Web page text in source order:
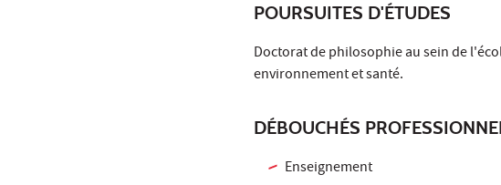
POURSUITES D'ÉTUDES
Doctorat de philosophie au sein de
environnement et santé.
DÉBOUCHÉS
Enseignement